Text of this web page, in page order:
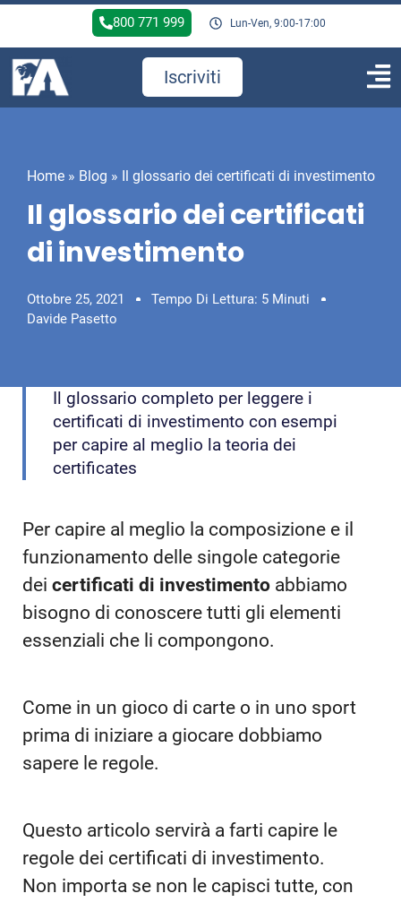
800 771 999 Lun-Ven, 9:00-17:00
Iscriviti
Home » Blog » Il glossario dei certificati di investimento
Il glossario dei certificati
di investimento
Ottobre 25, 2021
Tempo Di Lettura: 5 Minuti
Davide Pasetto
Il glossario completo per leggere i
certificati di investimento con esempi
per capire al meglio la teoria dei
certificates
Per capire al meglio la composizione e il
funzionamento delle singole categorie
dei certificati di investimento abbiamo
bisogno di conoscere tutti gli elementi
essenziali che li compongono.
Come in un gioco di carte o in uno sport
prima di iniziare a giocare dobbiamo
sapere le regole.
Questo articolo servirà a farti capire le
regole dei certificati di investimento.
Non importa se non le capisci tutte, con